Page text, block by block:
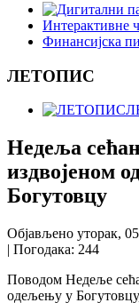
Интерактивне
Финансијска
ЛЕТОПИС
Недеља
издвојеном
Богутовцу
Објављено уторак,
| Погодака: 244
Поводом Недеље
одељењу у